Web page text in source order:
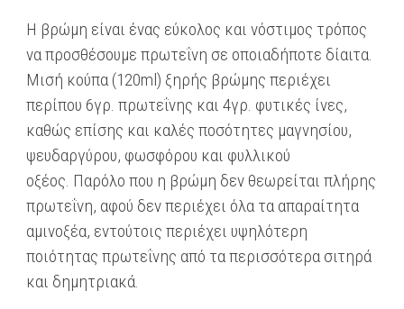
Η βρώμη είναι ένας εύκολος και νόστιμος τρόπος
να προσθέσουμε πρωτεΐνη σε οποιαδήποτε δίαιτα.
Μισή κούπα (120ml) ξηρής βρώμης περιέχει
περίπου 6γρ. πρωτεΐνης και 4γρ. φυτικές ίνες,
καθώς επίσης και καλές ποσότητες μαγνησίου,
ψευδαργύρου, φωσφόρου και φυλλικού
οξέος. Παρόλο που η βρώμη δεν θεωρείται πλήρης
πρωτεΐνη, αφού δεν περιέχει όλα τα απαραίτητα
αμινοξέα, εντούτοις περιέχει υψηλότερη
ποιότητας πρωτεΐνης από τα περισσότερα σιτηρά
και δημητριακά.